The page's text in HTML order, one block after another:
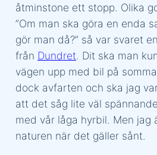
åtminstone ett stopp. Olika
”Om man ska göra en enda
gör man då?” så var svaret
från Dundret. Dit ska man
vägen upp med bil på
dock avfarten och ska jag
att det såg lite väl
med vår låga hyrbil. Men jag
naturen när det gäller sånt.